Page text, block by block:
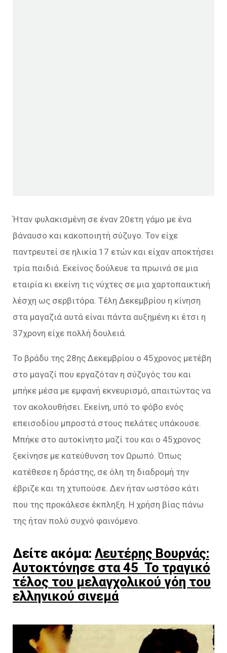
Ήταν φυλακισμένη σε έναν 20ετη γάμο με ένα
βάναυσο και κακοποιητή σύζυγο. Τον είχε
παντρευτεί σε ηλικία 17 ετών και είχαν αποκτήσει
τρία παιδιά. Εκείνος δούλευε τα πρωινά σε μια
εταιρία κι εκείνη τις νύχτες σε μια χαρτοπαικτική
λέσχη ως σερβιτόρα. Τέλη Δεκεμβρίου η κίνηση
στα μαγαζιά αυτά είναι πάντα αυξημένη κι έτσι η
37χρονη είχε πολλή δουλειά.
Το βράδυ της 28ης Δεκεμβρίου ο 45χρονος μετέβη
στο μαγαζί που εργαζόταν η σύζυγός του και
μπήκε μέσα με εμφανή εκνευρισμό, απαιτώντας να
τον ακολουθήσει. Εκείνη, υπό το φόβο ενός
επεισοδίου μπροστά στους πελάτες υπάκουσε.
Μπήκε στο αυτοκίνητο μαζί του και ο 45χρονος
ξεκίνησε με κατεύθυνση τον Ωρωπό. Όπως
κατέθεσε η δράστης, σε όλη τη διαδρομή την
έβριζε και τη χτυπούσε. Δεν ήταν ωστόσο κάτι
που της προκάλεσε έκπληξη. Η χρήση βίας πάνω
της ήταν πολύ συχνό φαινόμενο.
Δείτε ακόμα: Λευτέρης Βουρνάς:
Αυτοκτόνησε στα 45 Το τραγικό
τέλος του μελαγχολικού γόη του
ελληνικού σινεμά